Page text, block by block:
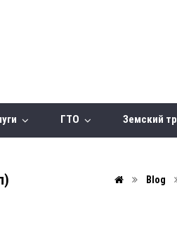
ГТО Земский
Blog